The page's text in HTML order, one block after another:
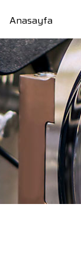
Anasayfa